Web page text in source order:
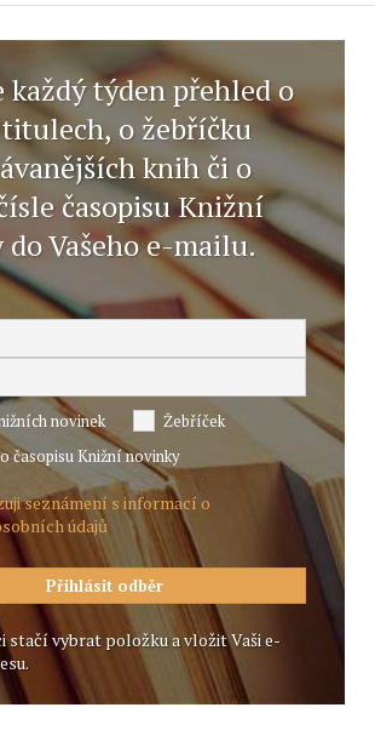
každý týden přehled o
o žebříčku
knih či o
časopisu Knižní
Vašeho e-mailu.
novinek
Žebříček
časopisu Knižní novinky
seznámení s informací o
údajů
stačí vybrat položku a vložit Vaši e-